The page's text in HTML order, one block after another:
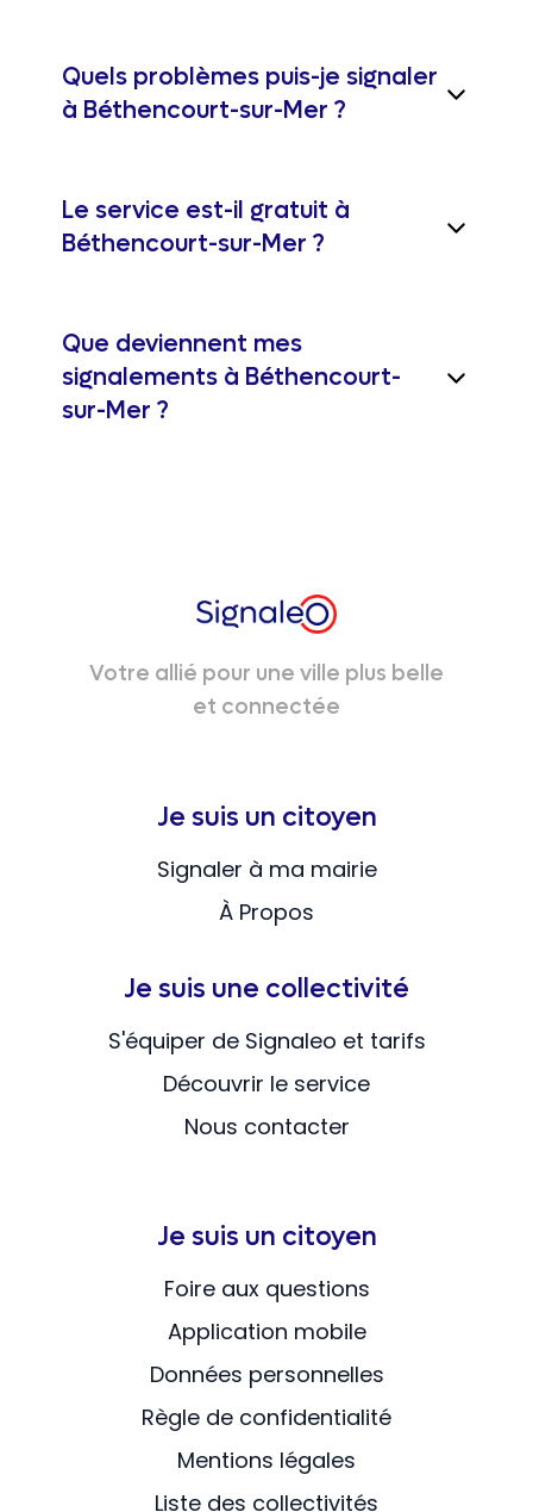
Quels problèmes puis-je signaler
à Béthencourt-sur-Mer ?
Le service est-il gratuit à
Béthencourt-sur-Mer ?
Que deviennent mes
signalements à Béthencourt-
sur-Mer ?
Votre allié pour une ville plus belle
et connectée
Je suis un citoyen
Signaler à ma mairie
À Propos
Je suis une collectivité
S'équiper de Signaleo et tarifs
Découvrir le service
Nous contacter
Je suis un citoyen
Foire aux questions
Application mobile
Données personnelles
Règle de confidentialité
Mentions légales
Liste des collectivités